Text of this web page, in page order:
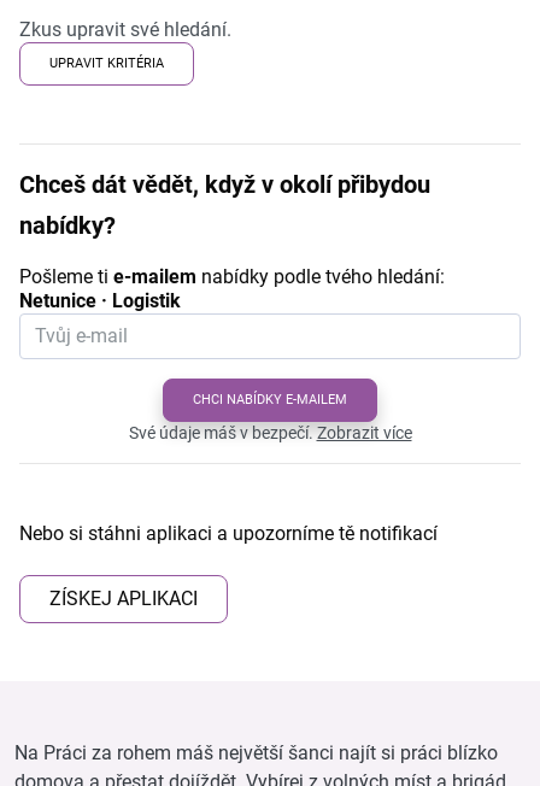
Zkus upravit své hledání.
UPRAVIT KRITÉRIA
Chceš dát vědět, když v okolí přibydou
nabídky?
Pošleme ti e-mailem nabídky podle tvého hledání:
Netunice · Logistik
CHCI NABÍDKY E-MAILEM
Své údaje máš v bezpečí.Zobrazit více
Nebo si stáhni aplikaci a upozorníme tě notifikací
ZÍSKEJ APLIKACI
Na Práci za rohem máš největší šanci najít si práci blízko
domova a přestat dojíždět. Vybírej z volných míst a brigád